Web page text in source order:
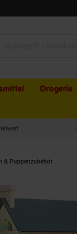
Drogerie
& Puppenzubehör